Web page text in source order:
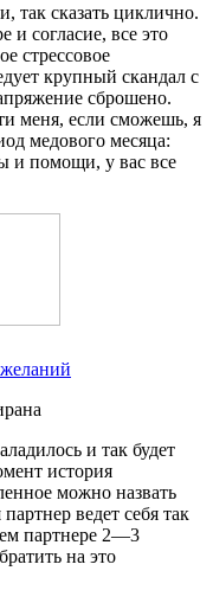
так сказать циклично.
и согласие, все это
стрессовое
крупный скандал с
сброшено.
меня, если сможешь, я
медового месяца:
и помощи, у вас все
и так будет
история
можно назвать
ведет себя так
партнере 2—3
на это